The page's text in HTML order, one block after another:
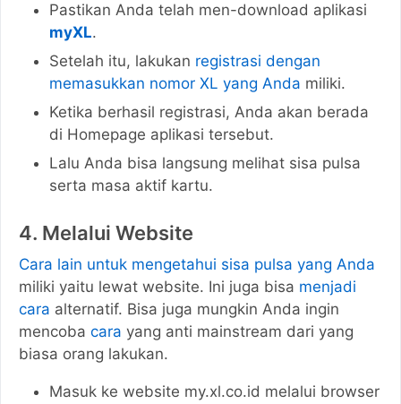
Pastikan Anda telah men-download aplikasi
myXL.
Setelah itu, lakukan registrasi dengan
memasukkan nomor XL yang Anda miliki.
Ketika berhasil registrasi, Anda akan berada
di Homepage aplikasi tersebut.
Lalu Anda bisa langsung melihat sisa pulsa
serta masa aktif kartu.
4. Melalui Website
Cara lain untuk mengetahui sisa pulsa yang Anda
miliki yaitu lewat website. Ini juga bisa menjadi
cara alternatif. Bisa juga mungkin Anda ingin
mencoba cara yang anti mainstream dari yang
biasa orang lakukan.
Masuk ke website my.xl.co.id melalui browser